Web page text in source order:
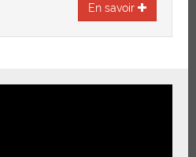
En savoir